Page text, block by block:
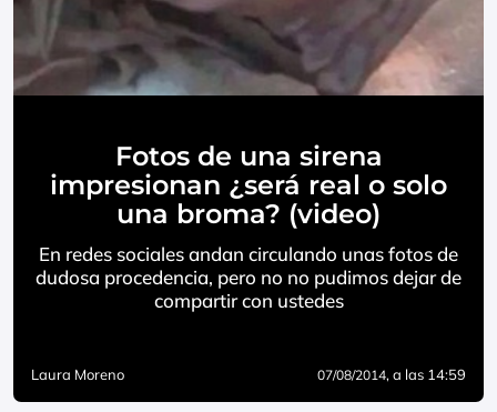
Fotos de una sirena
impresionan ¿será real o solo
una broma? (video)
En redes sociales andan circulando unas fotos de
dudosa procedencia, pero no no pudimos dejar de
compartir con ustedes
Laura Moreno 07/08/2014, a las 14:59